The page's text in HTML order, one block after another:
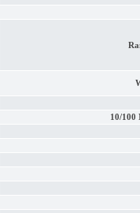
10/100